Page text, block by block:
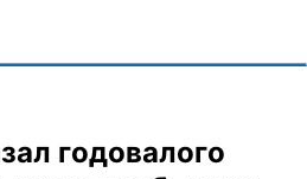
годовалого